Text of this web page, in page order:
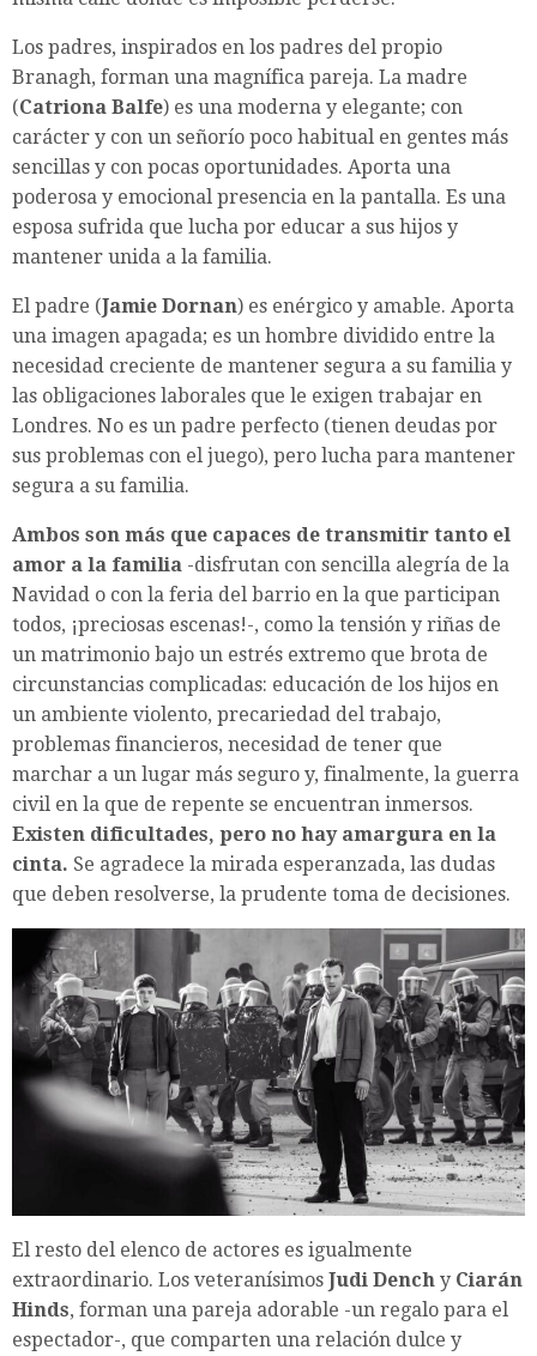
Los padres, inspirados en los padres del propio
Branagh, forman una magnífica pareja. La madre
(Catriona Balfe) es una moderna y elegante; con
carácter y con un señorío poco habitual en gentes más
sencillas y con pocas oportunidades. Aporta una
poderosa y emocional presencia en la pantalla. Es una
esposa sufrida que lucha por educar a sus hijos y
mantener unida a la familia.
El padre (Jamie Dornan) es enérgico y amable. Aporta
una imagen apagada; es un hombre dividido entre la
necesidad creciente de mantener segura a su familia y
las obligaciones laborales que le exigen trabajar en
Londres. No es un padre perfecto (tienen deudas por
sus problemas con el juego), pero lucha para mantener
segura a su familia.
Ambos son más que capaces de transmitir tanto el
amor a la familia -disfrutan con sencilla alegría de la
Navidad o con la feria del barrio en la que participan
todos, ¡preciosas escenas!-, como la tensión y riñas de
un matrimonio bajo un estrés extremo que brota de
circunstancias complicadas: educación de los hijos en
un ambiente violento, precariedad del trabajo,
problemas financieros, necesidad de tener que
marchar a un lugar más seguro y, finalmente, la guerra
civil en la que de repente se encuentran inmersos.
Existen dificultades, pero no hay amargura en la
cinta. Se agradece la mirada esperanzada, las dudas
que deben resolverse, la prudente toma de decisiones.
El resto del elenco de actores es igualmente
extraordinario. Los veteranísimos Judi Dench y Ciarán
Hinds, forman una pareja adorable -un regalo para el
espectador-, que comparten una relación dulce y